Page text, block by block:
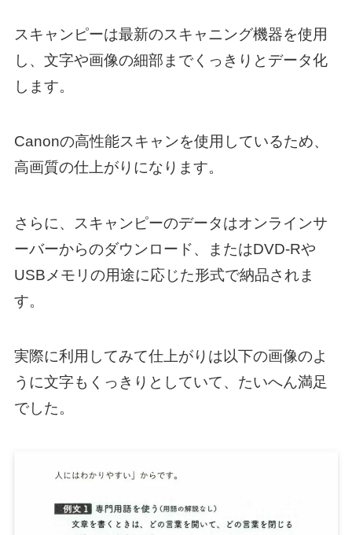
スキャンピーは最新のスキャニング機器を使用
し、文字や画像の細部までくっきりとデータ化
します。
Canonの高性能スキャンを使用しているため、
高画質の仕上がりになります。
さらに、スキャンピーのデータはオンラインサ
ーバーからのダウンロード、またはDVD-Rや
USBメモリの用途に応じた形式で納品されま
す。
実際に利用してみて仕上がりは以下の画像のよ
うに文字もくっきりとしていて、たいへん満足
でした。